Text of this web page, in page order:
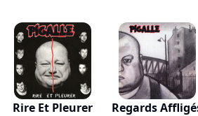
Rire Et Pleurer Regards